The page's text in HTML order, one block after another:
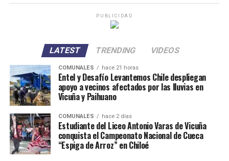
PUBLICIDAD
LATEST TRENDING VIDEOS
COMUNALES hace 21 horas
Entel y Desafío Levantemos Chile despliegan
apoyo a vecinos afectados por las lluvias en
Vicuña y Paihuano
COMUNALES hace 2 días
Estudiante del Liceo Antonio Varas de Vicuña
conquista el Campeonato Nacional de Cueca
“Espiga de Arroz” en Chiloé